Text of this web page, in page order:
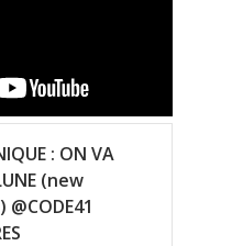
: ON VA
(new